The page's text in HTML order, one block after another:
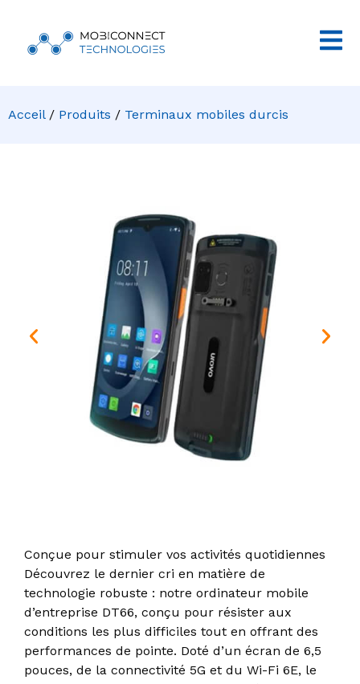
Acceil/ Produits / Terminaux mobiles durcis
Conçue pour stimuler vos activités quotidiennes
Découvrez le dernier cri en matière de
technologie robuste : notre ordinateur mobile
d’entreprise DT66, conçu pour résister aux
conditions les plus difficiles tout en offrant des
performances de pointe. Doté d’un écran de 6,5
pouces, de la connectivité 5G et du Wi-Fi 6E, le